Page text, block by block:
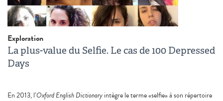
Exploration
La plus-value du Selfie. Le cas de 100 Depressed
Days
En 2013, l’Oxford English Dictionaryintègre le terme «selfie» à son répertoire